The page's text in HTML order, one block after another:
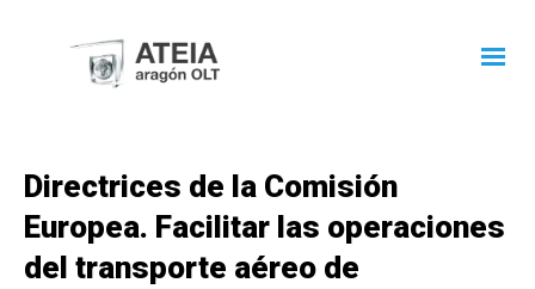
Directrices de la Comisión
Europea. Facilitar las operaciones
del transporte aéreo de